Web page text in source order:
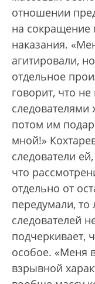
отношении
на сокращение
наказания.
агитировали,
отдельное
говорит, что
следователями
потом им
мной!»
следователи
что
отдельно от
передумали, то
следователей
подчеркивает,
особое. «Меня
взрывной